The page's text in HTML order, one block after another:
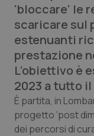
Abruzzo
Basilicata
Calabria
Campania
QS Pro
Artrite &
Asma &
Car-T
QS Club
'bloccare' le
scaricare sul
estenuanti
prestazione
L’obiettivo è
2023 a tutto
È partita, in
progetto ‘post
dei percorsi di